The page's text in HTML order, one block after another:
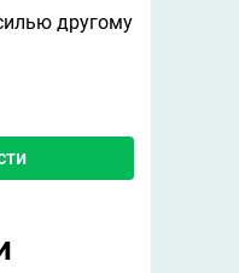
другому